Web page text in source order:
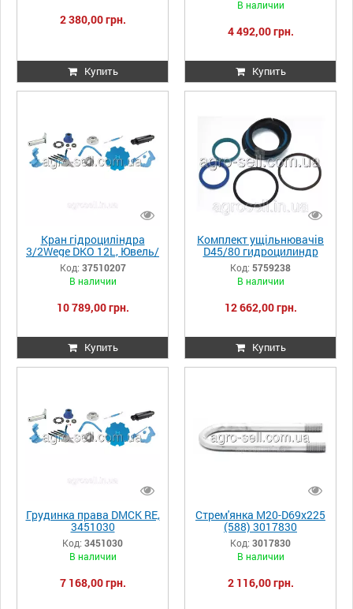
2 380,00 грн.
Купить
В наличии
4 492,00 грн.
Купить
Кран гідроциліндра
3/2Wege DKO 12L, Ювель/
Диамант, 37510207
Код: 37510207
В наличии
10 789,00 грн.
Купить
Комплект ущільнювачів
D45/80 гидроцилиндр
Lemken 5759238
Код: 5759238
В наличии
12 662,00 грн.
Купить
Грудинка права DMCK RE,
3451030
Код: 3451030
В наличии
7 168,00 грн.
Стрем'янка M20-D69x225
(588) 3017830
Код: 3017830
В наличии
2 116,00 грн.